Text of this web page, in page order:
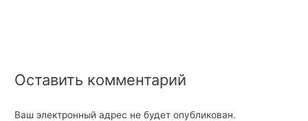
Оставить комментарий
Ваш электронный адрес не будет опубликован.